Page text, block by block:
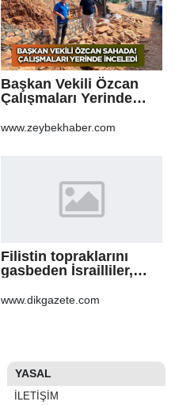
Başkan Vekili Özcan
Çalışmaları Yerinde
www.zeybekhaber.com
Filistin topraklarını
gasbeden İsrailliler,
Şeria’daki saldırılarını
www.dikgazete.com
YASAL
İLETIŞIM